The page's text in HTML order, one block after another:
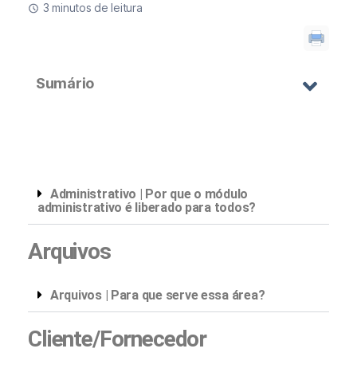
3 minutos de leitura
Sumário
Administrativo | Por que o módulo
administrativo é liberado para todos?
Arquivos
Arquivos | Para que serve essa área?
Cliente/Fornecedor